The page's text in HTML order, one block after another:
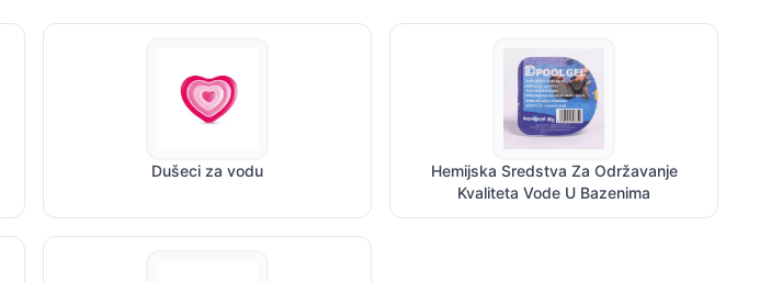
Dušeci za vodu
Hemijska Sredstva Za Održavanje
Kvaliteta Vode U Bazenima